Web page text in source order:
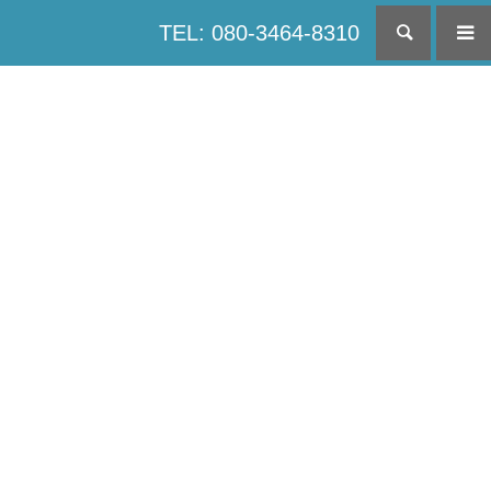
TEL: 080-3464-8310 検索